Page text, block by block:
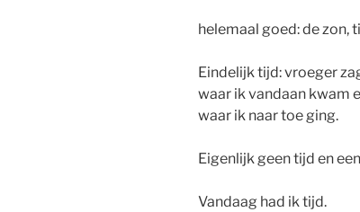
helemaal goed: de zon,
Eindelijk tijd: vroeger
waar ik vandaan kwam
waar ik naar toe ging.
Eigenlijk geen tijd en
Vandaag had ik tijd.